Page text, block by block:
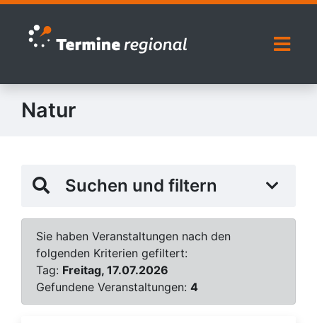
Zur Navigation springen
Zum Inhalt springen
Natur
Suchen und filtern
Sie haben Veranstaltungen nach den
folgenden Kriterien gefiltert:
Tag: Freitag, 17.07.2026
Gefundene Veranstaltungen: 4